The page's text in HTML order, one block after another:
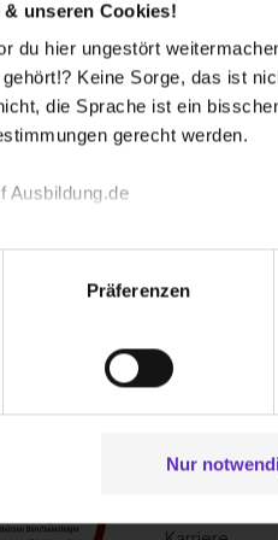
unseren Cookies!
du hier ungestört
Keine Sorge, das ist
die Sprache ist ein
gerecht werden.
Ausbildung.de
Funktion unserer
zu speichern (
zu deiner Verwendung
möglicherweise mit
der separaten Aktivierung von
Präferenzen
Nur
Über uns